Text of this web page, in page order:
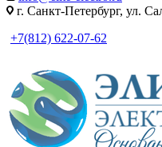
г. Санкт-Петербург, ул.
+7(812) 622-07-62